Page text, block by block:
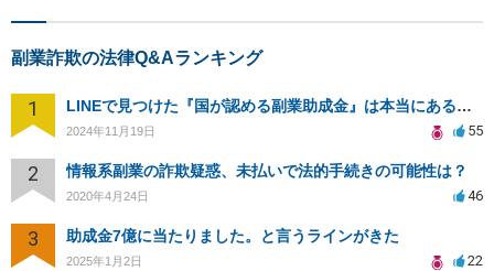
副業詐欺の法律Q&Aランキング
1 LINEで見つけた『国が認める副業助成金』は本当にあるのですか？今それで訴えられそうでどうすれば？
2024年11月19日 55
2 情報系副業の詐欺疑惑、未払いで法的手続きの可能性は？
2020年4月24日 46
3 助成金7億に当たりました。と言うラインがきた
2025年1月2日 22